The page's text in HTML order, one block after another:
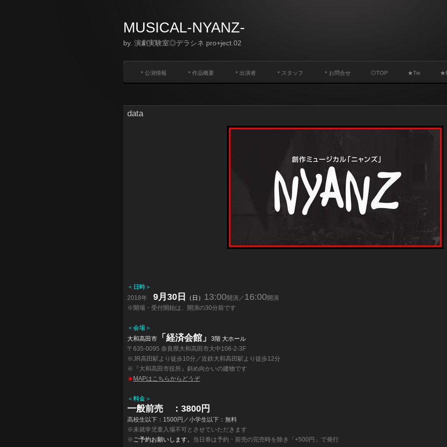
MUSICAL-NYANZ-
by. 演劇実験室◎デラシネ pro+ject.02
＊公演情報 ＊作品概要 ＊出演者 ＊スタッフ ＊お問合せ ◎TOP ★Tw
data
＜日時＞
2018年 9月30日 （日） 13:00開演／ 16:00開演
※開場・受付開始は、開演の30分前です
＜会場＞
大和高田市
「経済会館」
3階 大ホール
〒635-0095 奈良県大和高田市大中106-2-3F
※JR高田駅より徒歩10分／近鉄大和高田駅より徒歩12分
※『大和高田市役所』斜め向かいの建物です
★ MAPはこちらからどうぞ
＜料金＞
一般前売 ：3800円
高校生以下：1500円／小学生以下：無料
※未就学児童入場不可とさせていただきます
※ ご予約お願いします。 当日券は予約・前売の完売時を除き「+500円」で発行